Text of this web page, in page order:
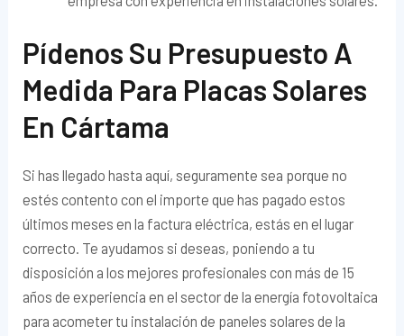
Pídenos Su Presupuesto A
Medida Para Placas Solares
En Cártama
Si has llegado hasta aquí, seguramente sea porque no
estés contento con el importe que has pagado estos
últimos meses en la factura eléctrica, estás en el lugar
correcto. Te ayudamos si deseas, poniendo a tu
disposición a los mejores profesionales con más de 15
años de experiencia en el sector de la energía fotovoltaica
para acometer tu instalación de paneles solares de la